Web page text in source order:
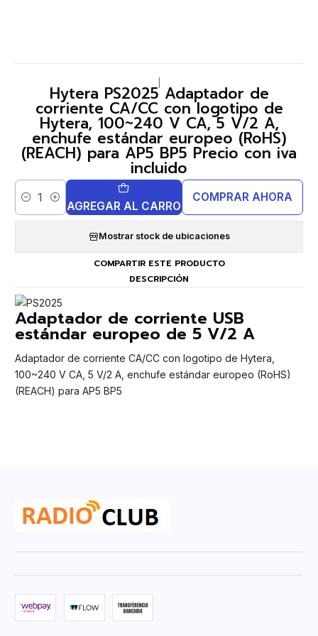
Hytera PS2025 Adaptador de
corriente CA/CC con logotipo de
Hytera, 100~240 V CA, 5 V/2 A,
enchufe estándar europeo (RoHS)
(REACH) para AP5 BP5 Precio con iva
incluido
Cantidad AGREGAR AL CARRO
COMPRAR AHORA
Mostrar stock de ubicaciones
COMPARTIR ESTE PRODUCTO
DESCRIPCIÓN
Adaptador de corriente USB
estándar europeo de 5 V/2 A
Adaptador de corriente CA/CC con logotipo de Hytera,
100~240 V CA, 5 V/2 A, enchufe estándar europeo (RoHS)
(REACH) para AP5 BP5